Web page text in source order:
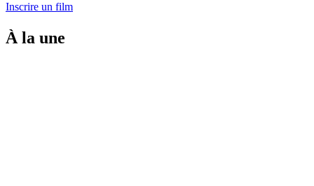
Inscrire un film
À la une